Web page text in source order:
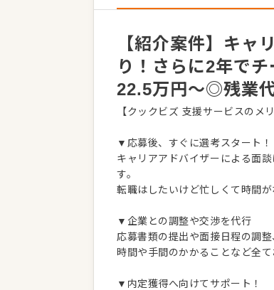
【紹介案件】キ
り！さらに2年で
22.5万円～◎残業
【クックビズ 支援サービスのメ
▼応募後、すぐに選考スタート！
キャリアアドバイザーによる面
す。
転職はしたいけど忙しくて時間
▼企業との調整や交渉を代行
応募書類の提出や面接日程の調
時間や手間のかかることなど全て
▼内定獲得へ向けてサポート！